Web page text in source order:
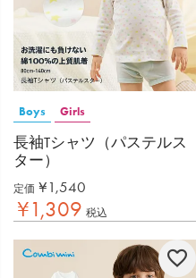
Boys Girls
長袖Tシャツ（パステルス
ター）
定価 ¥ 1,540
¥1,309 税込